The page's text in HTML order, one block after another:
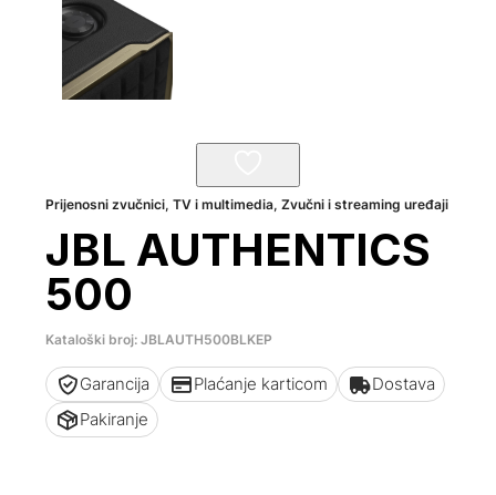
Prijenosni zvučnici,TV i multimedia,Zvučni i streaming uređaji
JBL AUTHENTICS
500
Kataloški broj: JBLAUTH500BLKEP
Garancija Plaćanje karticom
Dostava
Pakiranje